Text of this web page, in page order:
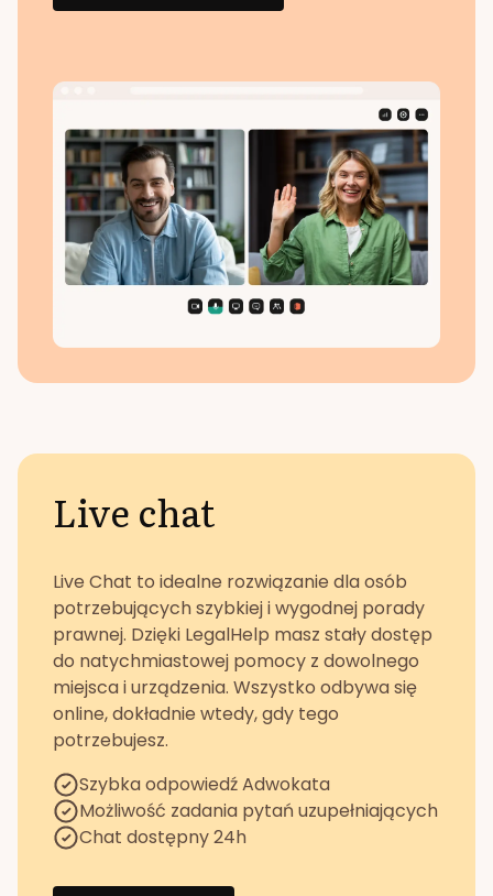
Live chat
Live Chat to idealne rozwiązanie dla osób
potrzebujących szybkiej i wygodnej porady
prawnej. Dzięki LegalHelp masz stały dostęp
do natychmiastowej pomocy z dowolnego
miejsca i urządzenia. Wszystko odbywa się
online, dokładnie wtedy, gdy tego
potrzebujesz.
Szybka odpowiedź Adwokata
Możliwość zadania pytań uzupełniających
Chat dostępny 24h